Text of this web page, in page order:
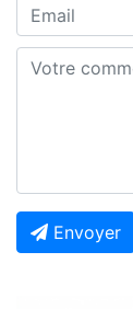
Envoyer